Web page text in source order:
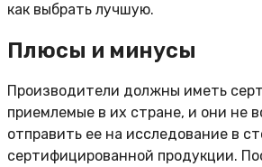
как выбрать лучшую.
Плюсы и минусы
Производители должны иметь
приемлемые в их стране, и они не
отправить ее на исследование в
сертифицированной продукции.